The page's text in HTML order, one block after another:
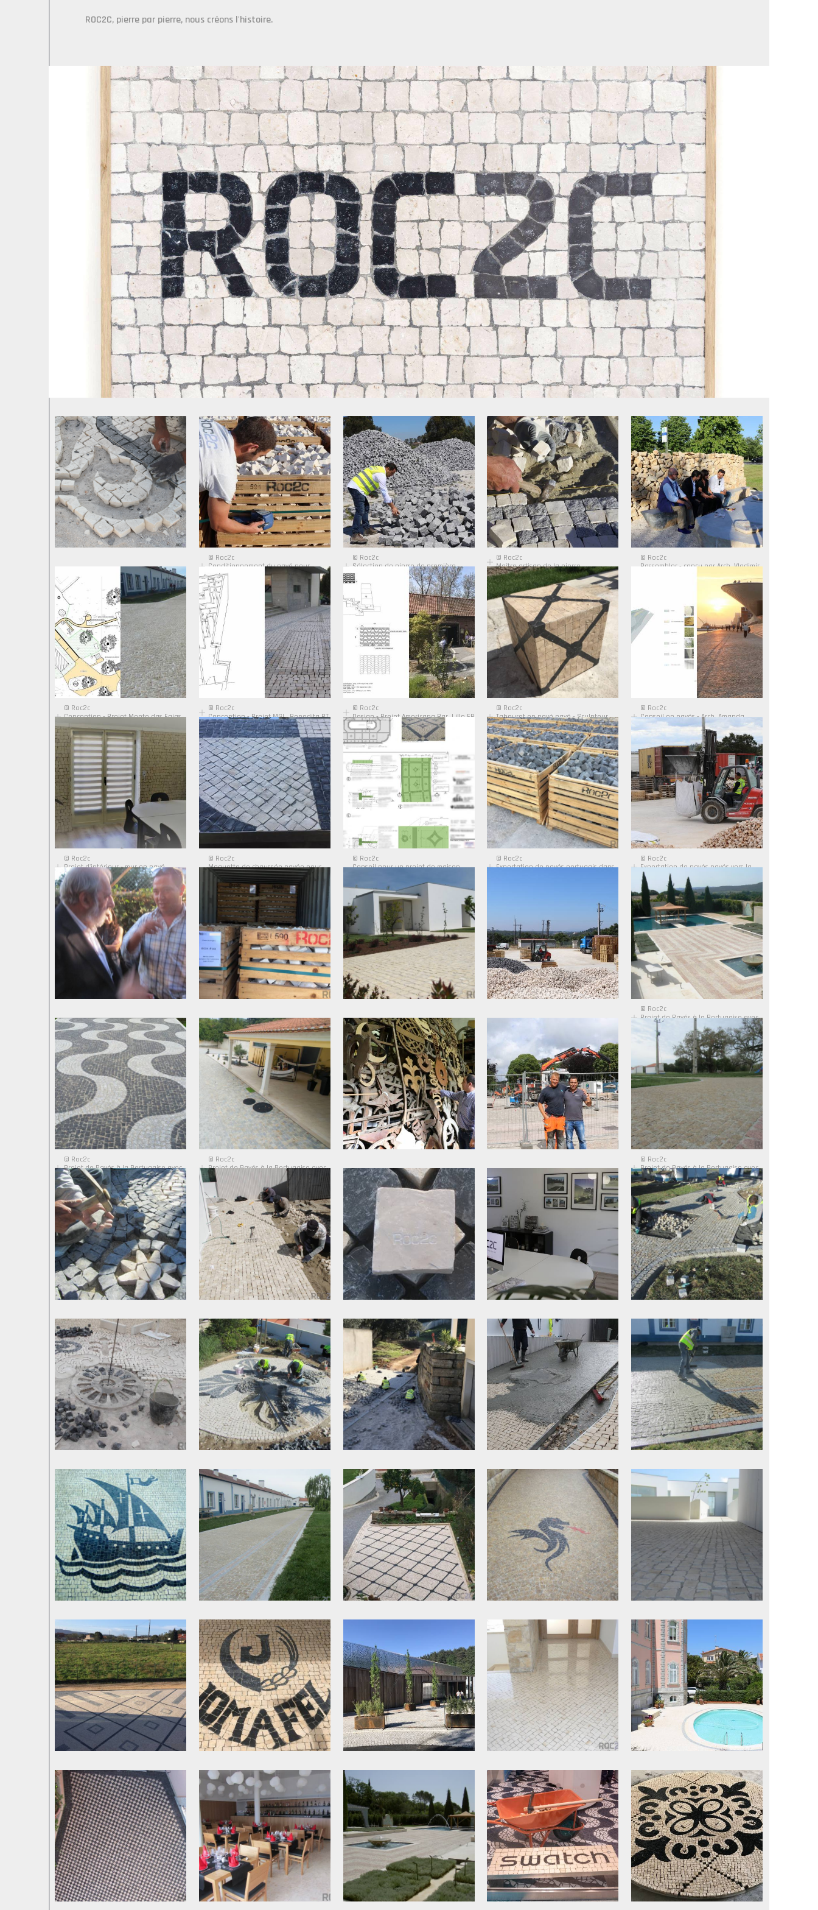
ROC2C, pierre par pierre, nous créons l'histoire.
© Roc2c
Conditionnement du pavé pour
l'export
© Roc2c
Sélection de pierre de première
qualité pour le projet ROC2C
© Roc2c
Maître artisan de la pierre
© Roc2c
Rassembler - conçu par Arch. Vladimir
© Roc2c
Conception - Projet Monte das Faias,
Grândola PT
© Roc2c
Conception - Projet MGL, Benedita PT
© Roc2c
Design - Projet Americana Bar, Lille FR
© Roc2c
Tabouret en pavé pavé - Sculpteur
Paulo Vale
© Roc2c
Conseil en pavés - Arch. Amanda
Levete AL_A - Projet MAAT
© Roc2c
Projet d'intérieur - mur en pavé
portugais
© Roc2c
Maquette de chaussée pavée pour
maison privée à Bel Air, Californie -
Arch. Pierre Marin
© Roc2c
Conseil pour un projet de maison
Pierre Marin
© Roc2c
Exportation de pavés portugais dans
© Roc2c
Exportation de pavés pavés vers la
Chine
© Roc2c
Projet de Pavés à la Portugaise avec
Calcaire Rose
© Roc2c
Projet de Pavés à la Portugaise avec
Granit Noir
© Roc2c
Projet de Pavés à la Portugaise avec
Granit Tricolore
© Roc2c
Projet de Pavés à la Portugaise avec
Granit Jaune